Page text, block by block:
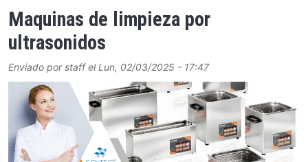
Maquinas de limpieza por
ultrasonidos
Enviado porstaffelLun, 02/03/2025 - 17:47
Image